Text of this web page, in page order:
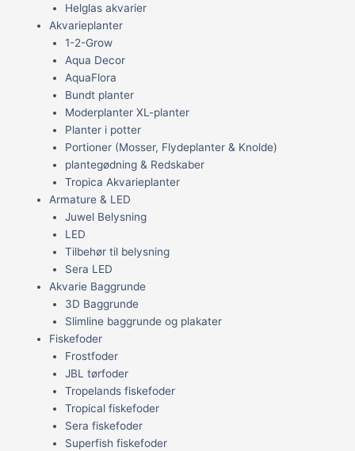
Helglas akvarier
Akvarieplanter
1-2-Grow
Aqua Decor
AquaFlora
Bundt planter
Moderplanter XL-planter
Planter i potter
Portioner (Mosser, Flydeplanter & Knolde)
plantegødning & Redskaber
Tropica Akvarieplanter
Armature & LED
Juwel Belysning
LED
Tilbehør til belysning
Sera LED
Akvarie Baggrunde
3D Baggrunde
Slimline baggrunde og plakater
Fiskefoder
Frostfoder
JBL tørfoder
Tropelands fiskefoder
Tropical fiskefoder
Sera fiskefoder
Superfish fiskefoder